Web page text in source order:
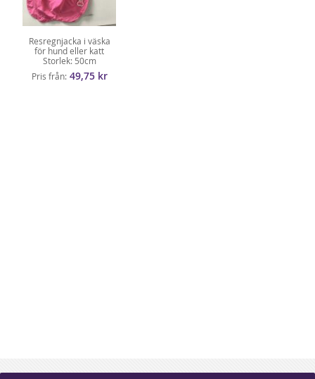
Resregnjacka i väska
för hund eller katt
Storlek: 50cm
Pris från 49,75 kr